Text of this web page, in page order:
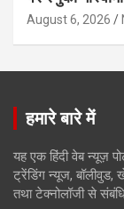
August 6, 2026
हमारे बारे में
यह एक हिंदी वेब न्यूज़
ट्रेंडिंग न्यूज, बॉलीवुड,
तथा टेक्नोलॉजी से